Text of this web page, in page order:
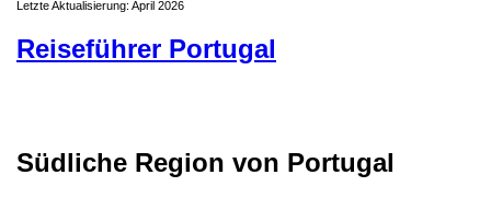
Letzte Aktualisierung: April 2026
Reiseführer Portugal
Südliche Region von Portugal